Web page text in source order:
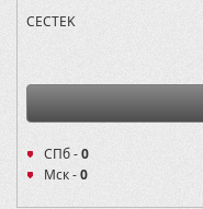
CECTEK
СПб -0
Мск -0